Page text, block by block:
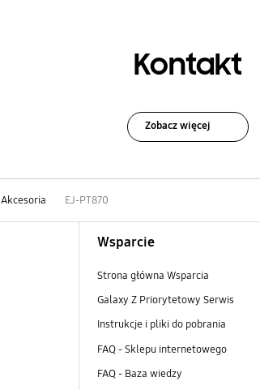
Kontakt
Zobacz więcej
Akcesoria EJ-PT870
Wsparcie
Strona główna Wsparcia
Galaxy Z Priorytetowy Serwis
Instrukcje i pliki do pobrania
FAQ - Sklepu internetowego
FAQ - Baza wiedzy